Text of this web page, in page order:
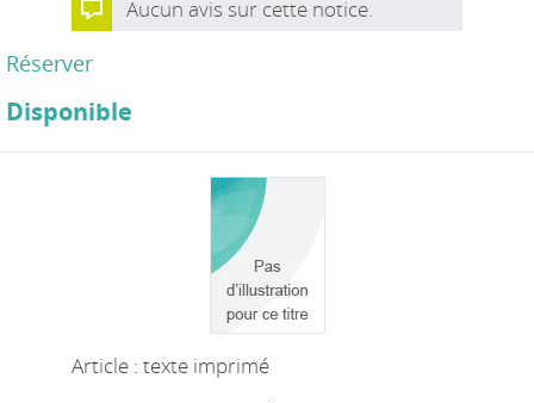
Aucun avis sur cette notice.
Réserver
Disponible
Article : texte imprimé